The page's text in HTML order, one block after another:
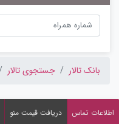
بانک تالار جستجوی تالار
اطلاعات تماس دریافت قیمت منو